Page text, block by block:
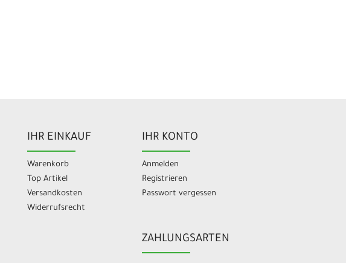
IHR EINKAUF
Warenkorb
Top Artikel
Versandkosten
Widerrufsrecht
IHR KONTO
Anmelden
Registrieren
Passwort vergessen
ZAHLUNGSARTEN